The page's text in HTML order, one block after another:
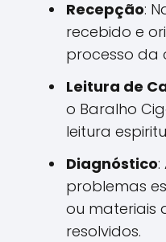
Recepção:
recebido e
processo da
Leitura de
o Baralho
leitura
Diagnóstico:
problemas
ou materiais
resolvidos.